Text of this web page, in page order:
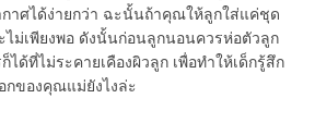
าศได้ง่ายกว่า ฉะนั้นถ้าคุณให้ลูกใส่แค่ชุด
ไม่เพียงพอ ดังนั้นก่อนลูกนอนควรห่อตัวลูก
ได้ที่ไม่ระคายเคืองผิวลูก เพื่อทำให้เด็กรู้สึก
กของคุณแม่ยังไงล่ะ